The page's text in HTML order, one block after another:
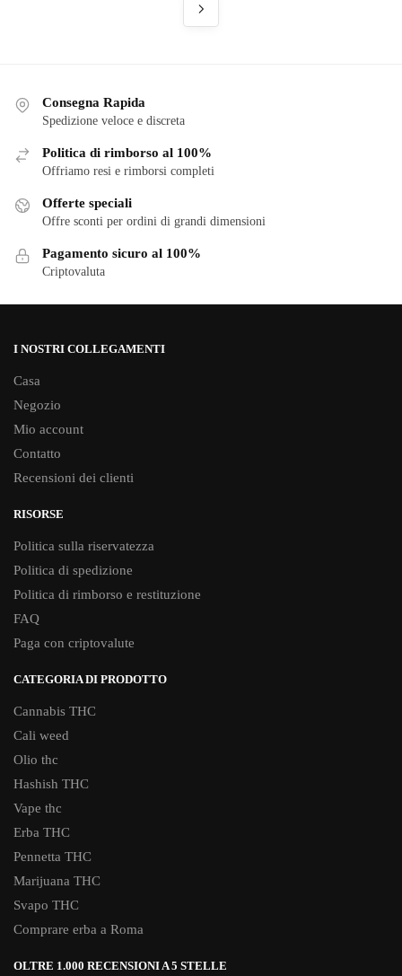
prodottoConsegna Rapida
Spedizione veloce e discreta
Politica di rimborso al 100%
Offriamo resi e rimborsi completi
Offerte speciali
Offre sconti per ordini di grandi dimensioni
Pagamento sicuro al 100%
Criptovaluta
I NOSTRI COLLEGAMENTI
Casa
Negozio
Mio account
Contatto
Recensioni dei clienti
RISORSE
Politica sulla riservatezza
Politica di spedizione
Politica di rimborso e restituzione
FAQ
Paga con criptovalute
CATEGORIA DI PRODOTTO
Cannabis THC
Cali weed
Olio thc
Hashish THC
Vape thc
Erba THC
Pennetta THC
Marijuana THC
Svapo THC
Comprare erba a Roma
OLTRE 1.000 RECENSIONI A 5 STELLE